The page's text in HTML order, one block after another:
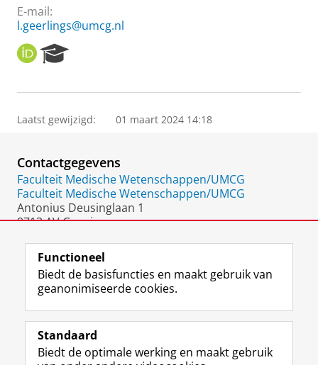
E-mail:
l.geerlings@umcg.nl
O
R
I
e
r
P
o
r
t
a
Laatst gewijzigd: 01 maart 2024 14:18
Contactgegevens
Faculteit Medische Wetenschappen/UMCG
Faculteit Medische Wetenschappen/UMCG
Antonius Deusinglaan 1
9713 AV Groningen
Volg de RUG
F
a
e
L
i
k
R
S
-
I
n
t
Y
o
T
Studiekiezers
Functioneel
Biedt de basisfuncties en maakt gebruik van
geanonimiseerde cookies.
Standaard
Biedt de optimale werking en maakt gebruik